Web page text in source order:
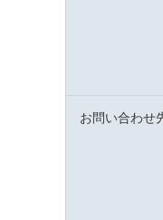
お問い合わせ